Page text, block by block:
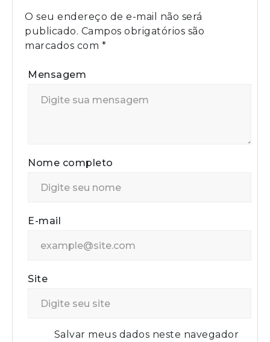
O seu endereço de e-mail não será
publicado. Campos obrigatórios são
marcados com *
Mensagem
Nome completo
E-mail
Site
Salvar meus dados neste navegador